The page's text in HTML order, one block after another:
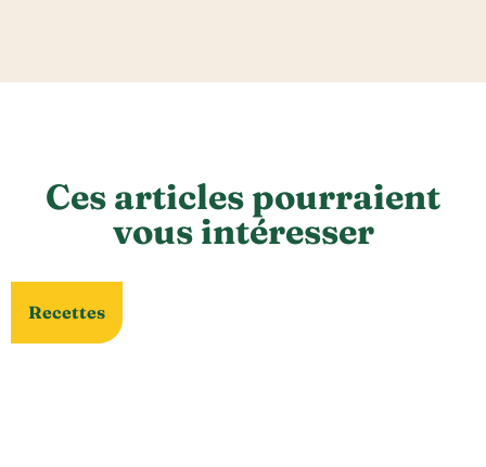
Ces articles pourraient
vous intéresser
Recettes